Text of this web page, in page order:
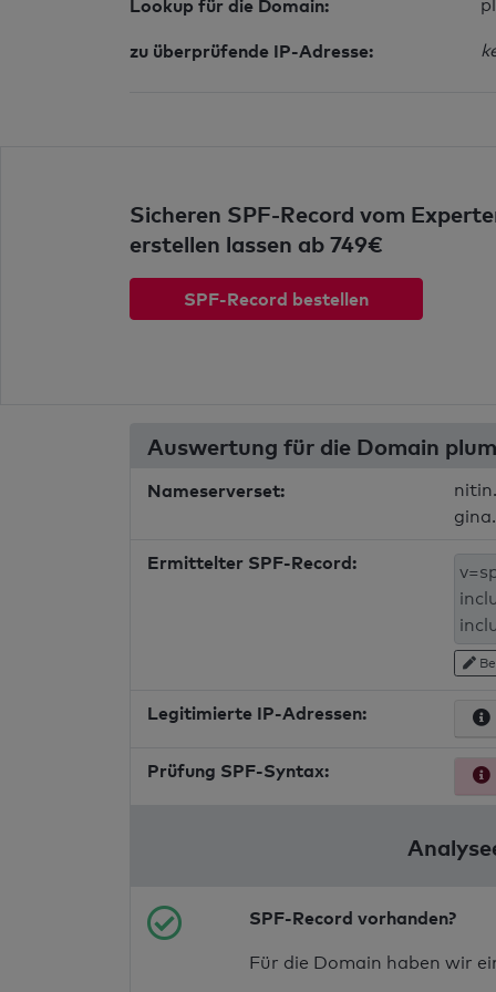
Lookup für die Domain:
zu überprüfende IP-Adresse:
Sicheren SPF-Record vom
erstellen lassen ab 749€
SPF-Record bestellen
Auswertung für die Domain
Nameserverset:
Ermittelter SPF-Record:
Legitimierte IP-Adressen:
Prüfung SPF-Syntax:
SPF-Record vorhanden?
Für die Domain haben wir